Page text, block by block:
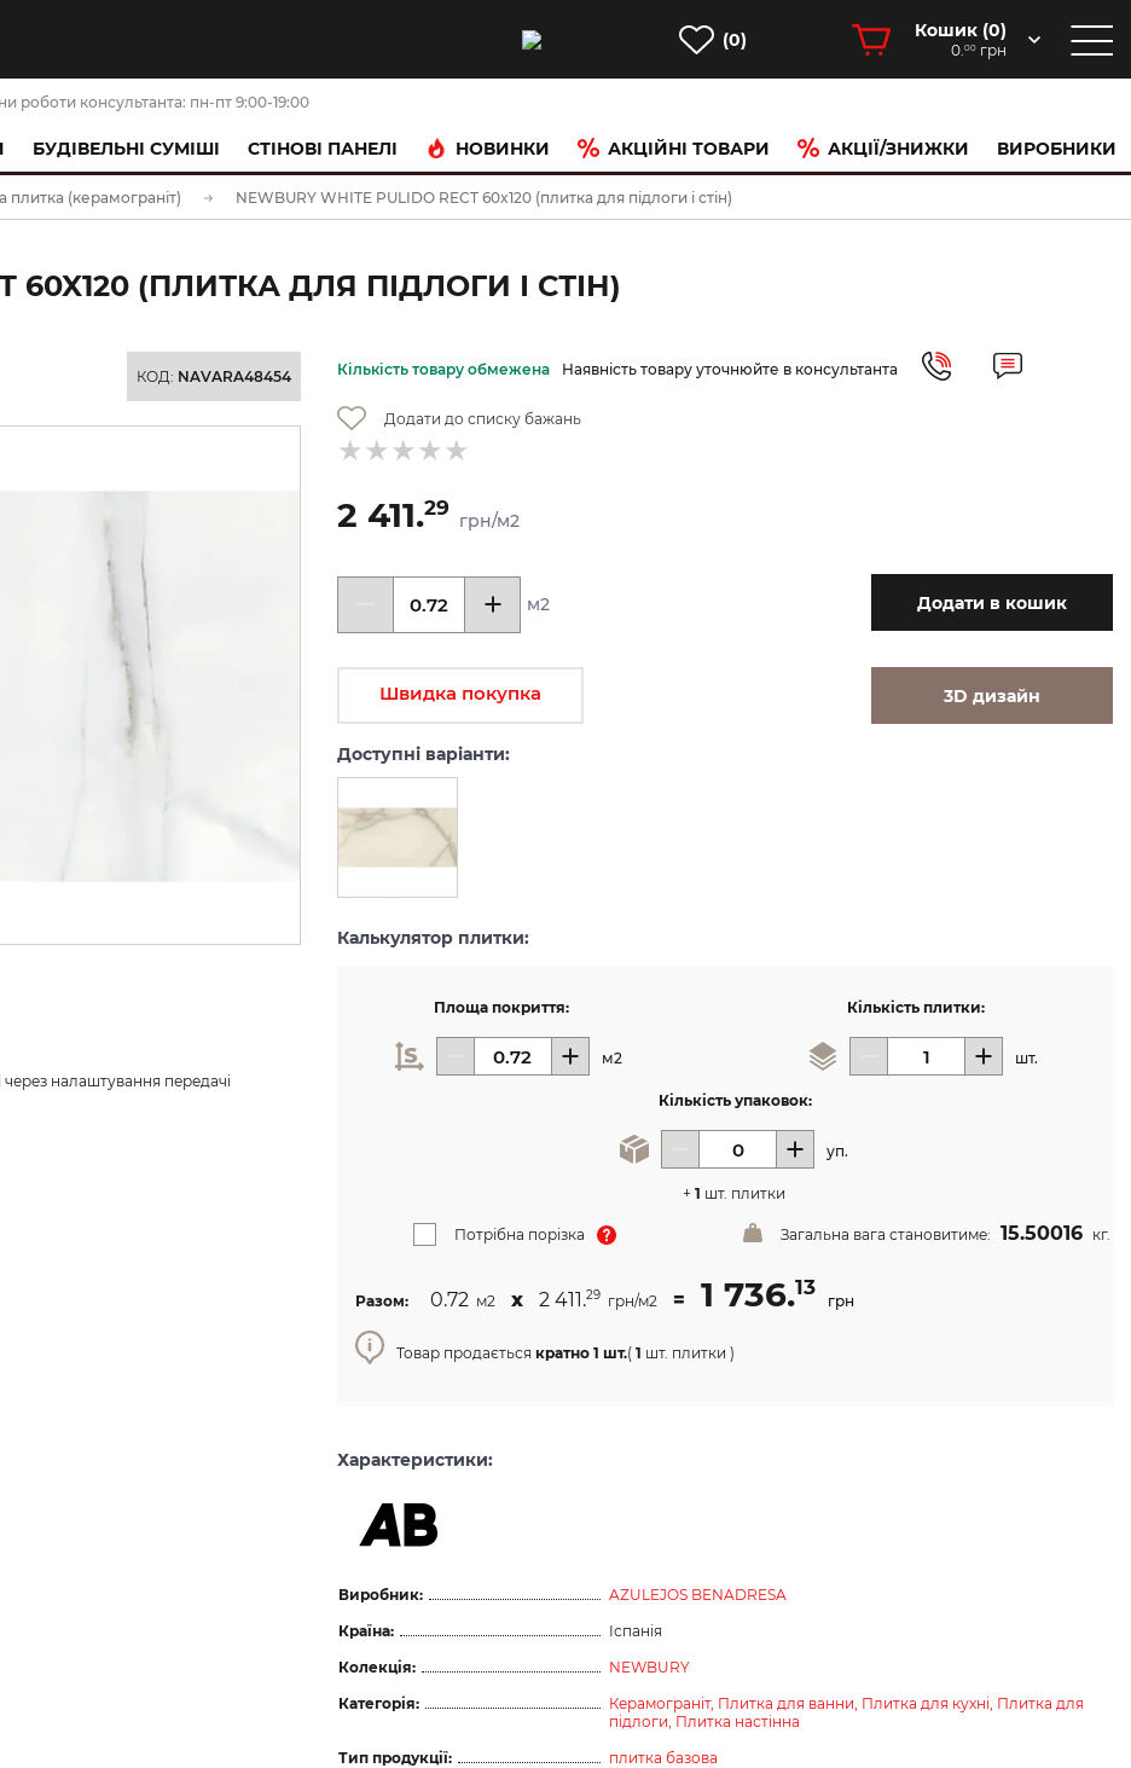
(0) Кошик (0)
0.00 грн
роботи консультанта: пн-пт 9:00-19:00
БУДІВЕЛЬНІ СУМІШІ CТІНОВІ ПАНЕЛІ НОВИНКИ АКЦІЙНІ ТОВАРИ АКЦІЇ/ЗНИЖКИ ВИРОБНИКИ
плитка (керамограніт) NEWBURY WHITE PULIDO RECT 60x120 (плитка для підлоги і стін)
60X120 (ПЛИТКА ДЛЯ ПІДЛОГИ І СТІН)
КОД: NAVARA48454
через налаштування передачі
Кількість товару обмежена Наявність товару уточнюйте в консультанта
Додати до списку бажань
2 411.29
грн/м2
м2 Додати в кошик
Швидка покупка 3D дизайн
Доступні варіанти:
Калькулятор плитки:
Площа покриття:
м2
Кількість плитки:
шт.
Кількість упаковок:
уп.
+ 1 шт. плитки
Потрібна порізка Загальна вага становитиме: 15.50016 кг.
Разом: 0.72 м2 х 2 411.29 грн/м2 = 1 736.13
грн
Товар продається кратно 1 шт.( 1 шт. плитки )
Характеристики:
Виробник:
AZULEJOS BENADRESA
Країна:
Іспанія
Колекція:
NEWBURY
Категорія:
Керамограніт, Плитка для ванни, Плитка для кухні, Плитка для
підлоги, Плитка настінна
Тип продукції:
плитка базова